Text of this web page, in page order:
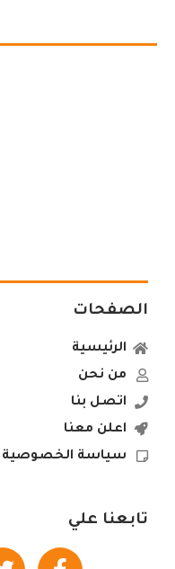
الصفحات
الرئيسية
من نحن
اتصل بنا
اعلن معنا
سياسة الخصوصية
تابعنا علي